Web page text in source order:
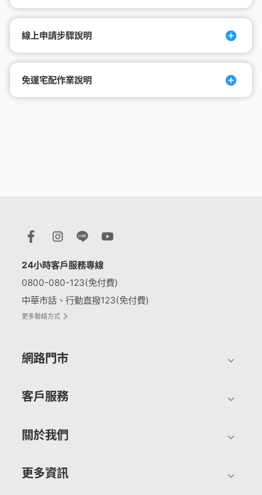
線上申請步驟說明
免運宅配作業說明
24小時客戶服務專線
0800-080-123(免付費)
中華市話、行動直撥123(免付費)
更多聯絡方式
網路門市
客戶服務
關於我們
更多資訊